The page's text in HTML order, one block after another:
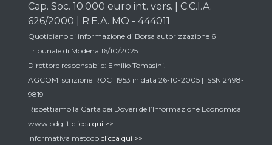
Cap. Soc. 10.000 euro int. vers. | C.C.I.A.
626/2000 | R.E.A. MO - 444011
Quotidiano di informazione di Borsa autorizzazione 6
Tribunale di Modena 16/10/2025
Direttore responsabile: Emilio Tomasini.
AGCOM iscrizione ROC 11953 in data 26-10-2005 | ISSN 2498-
9819
Rispettiamo la Carta dei Doveri dell’Informazione Economica
www.odg.it clicca qui >>
Informativa metodo clicca qui >>